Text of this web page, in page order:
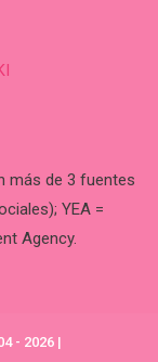
más de 3 fuentes
YEA =
Agency.
- 2026 |